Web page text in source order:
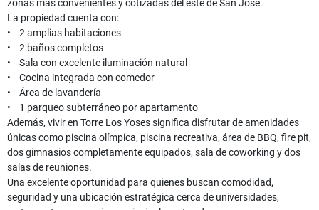
zonas más convenientes y cotizadas del este de San José.
La propiedad cuenta con:
• 2 amplias habitaciones
• 2 baños completos
• Sala con excelente iluminación natural
• Cocina integrada con comedor
• Área de lavandería
• 1 parqueo subterráneo por apartamento
Además, vivir en Torre Los Yoses significa disfrutar de amenidades
únicas como piscina olímpica, piscina recreativa, área de BBQ, fire pit,
dos gimnasios completamente equipados, sala de coworking y dos
salas de reuniones.
Una excelente oportunidad para quienes buscan comodidad,
seguridad y una ubicación estratégica cerca de universidades,